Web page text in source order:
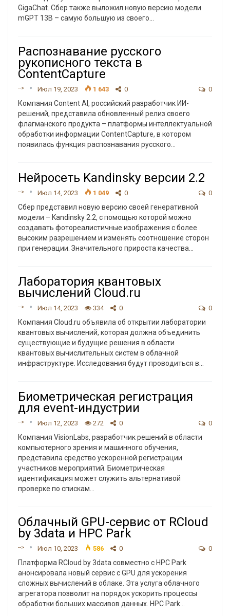
GigaChat. Сбер также выложил новую версию модели
mGPT 13B – самую большую из своего…
Распознавание русского
рукописного текста в
ContentCapture
--> Июл 19, 2023 1 643 0 0
Компания Content AI, российский разработчик ИИ-
решений, представила обновленный релиз своего
флагманского продукта – платформы интеллектуальной
обработки информации ContentCapture, в котором
появилась функция распознавания русского…
Нейросеть Kandinsky версии 2.2
--> Июл 14, 2023 1 049 0 0
Сбер представил новую версию своей генеративной
модели – Kandinsky 2.2, с помощью которой можно
создавать фотореалистичные изображения с более
высоким разрешением и изменять соотношение сторон
при генерации. Значительного прироста качества…
Лаборатория квантовых
вычислений Cloud.ru
--> Июл 14, 2023 334 0 0
Компания Cloud.ru объявила об открытии лаборатории
квантовых вычислений, которая должна объединить
существующие и будущие решения в области
квантовых вычислительных систем в облачной
инфраструктуре. Исследования будут проводиться в…
Биометрическая регистрация
для event-индустрии
--> Июл 12, 2023 272 0 0
Компания VisionLabs, разработчик решений в области
компьютерного зрения и машинного обучения,
представила средство ускоренной регистрации
участников мероприятий. Биометрическая
идентификация может служить альтернативой
проверке по спискам…
Облачный GPU-сервис от RCloud
by 3data и HPC Park
--> Июл 10, 2023 586 0 0
Платформа RCloud by 3data совместно с HPC Park
анонсировала новый сервис с GPU для ускорения
сложных вычислений в облаке. Эта услуга облачного
агрегатора позволит на порядок ускорить процессы
обработки больших массивов данных. HPC Park…